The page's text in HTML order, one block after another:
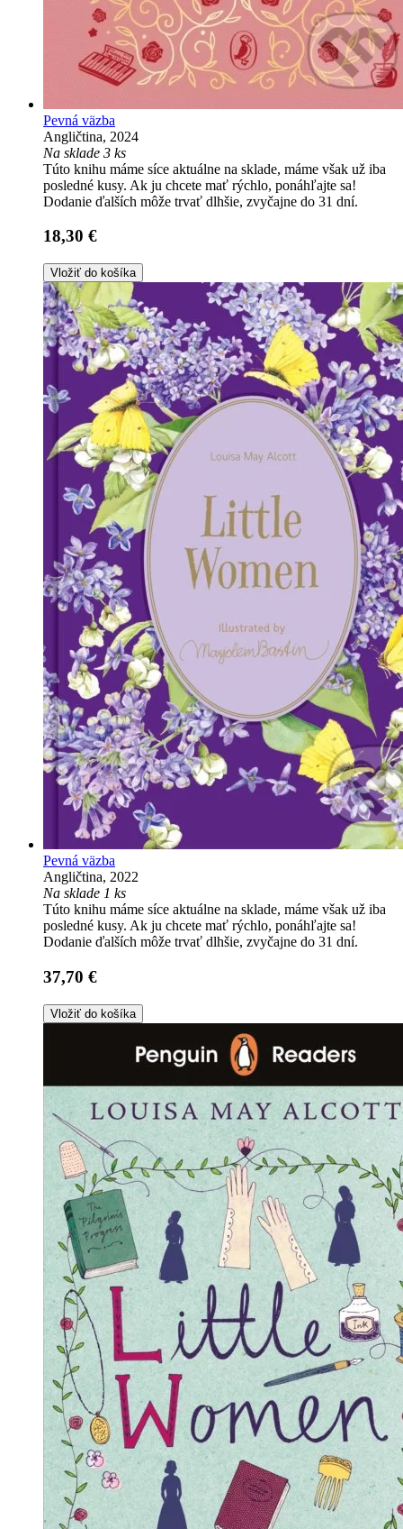
Pevná väzba
Angličtina, 2024
Na sklade 3 ks
Túto knihu máme síce aktuálne na sklade, máme však už iba
posledné kusy. Ak ju chcete mať rýchlo, ponáhľajte sa!
Dodanie ďalších môže trvať dlhšie, zvyčajne do 31 dní.
18,30 €
Vložiť do košíka
Pevná väzba
Angličtina, 2022
Na sklade 1 ks
Túto knihu máme síce aktuálne na sklade, máme však už iba
posledné kusy. Ak ju chcete mať rýchlo, ponáhľajte sa!
Dodanie ďalších môže trvať dlhšie, zvyčajne do 31 dní.
37,70 €
Vložiť do košíka